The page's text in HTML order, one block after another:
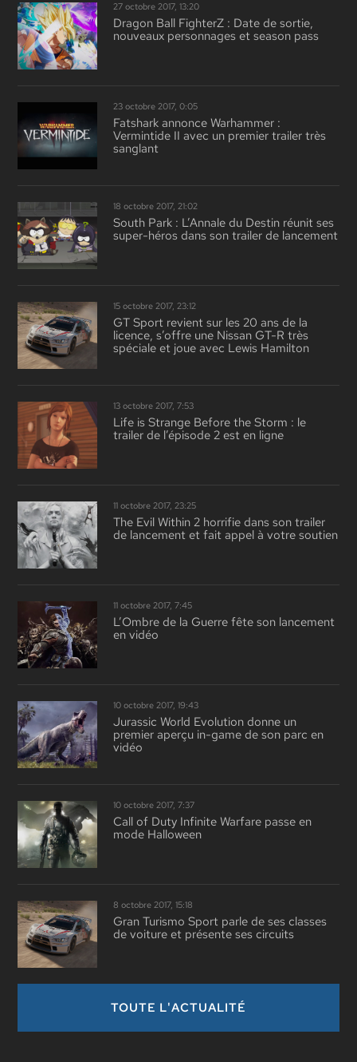
27 octobre 2017, 13:20
Dragon Ball FighterZ : Date de sortie,
nouveaux personnages et season pass
23 octobre 2017, 0:05
Fatshark annonce Warhammer :
Vermintide II avec un premier trailer très
sanglant
18 octobre 2017, 21:02
South Park : L’Annale du Destin réunit ses
super-héros dans son trailer de lancement
15 octobre 2017, 23:12
GT Sport revient sur les 20 ans de la
licence, s’offre une Nissan GT-R très
spéciale et joue avec Lewis Hamilton
13 octobre 2017, 7:53
Life is Strange Before the Storm : le
trailer de l’épisode 2 est en ligne
11 octobre 2017, 23:25
The Evil Within 2 horrifie dans son trailer
de lancement et fait appel à votre soutien
11 octobre 2017, 7:45
L’Ombre de la Guerre fête son lancement
en vidéo
10 octobre 2017, 19:43
Jurassic World Evolution donne un
premier aperçu in-game de son parc en
vidéo
10 octobre 2017, 7:37
Call of Duty Infinite Warfare passe en
mode Halloween
8 octobre 2017, 15:18
Gran Turismo Sport parle de ses classes
de voiture et présente ses circuits
TOUTE L'ACTUALITÉ